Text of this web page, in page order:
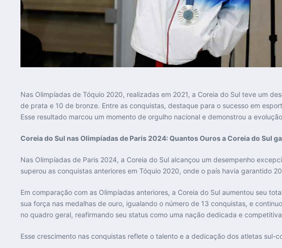
Nas Olimpíadas de Tóquio 2020, realizadas em 2021, a Coreia do Sul teve um
de prata e 10 de bronze. Entre as conquistas, destaque para o sucesso em
Esse resultado marcou um momento de orgulho nacional e demonstrou a
Coreia do Sul nas Olimpíadas de Paris 2024: Quantos Ouros a Coreia do Sul
Nas Olimpíadas de Paris 2024, a Coreia do Sul alcançou um desempenho
superou as conquistas anteriores em Tóquio 2020, onde o país havia garantido
Em comparação com as Olimpíadas anteriores, a Coreia do Sul aumentou seu
sua força nas medalhas de ouro, igualando o número de 13 conquistas, e
no quadro geral, reafirmando seu status como uma nação dedicada e
Esse crescimento nas conquistas reflete o talento e a dedicação dos atletas sul-